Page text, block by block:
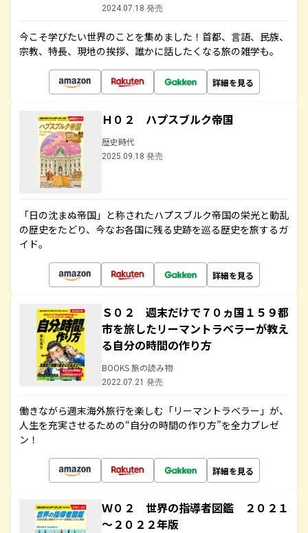
2024.07.18 発売
今こそ学びたい世界のことを集めました！首都、言語、民族、
宗教、特長、現地の挨拶、誰かに話したくなる旅の雑学も。
詳細を見る
Ｈ０２ ハプスブルク帝国
歴史時代
2025.09.18 発売
「日の沈まぬ帝国」と称されたハプスブルク帝国の栄光と動乱
の歴史をたどり、今なお各国に残る史跡を巡る歴史を旅するガ
イド。
詳細を見る
Ｓ０２ 週末だけで７０ヵ国１５９都
市を旅したリーマントラベラーが教え
る自分の時間の作り方
BOOKS 旅の読み物
2022.07.21 発売
働きながら週末海外旅行を楽しむ「リーマントラベラー」が、
人生を充実させるための“自分の時間の作り方”を全力プレゼ
ン！
詳細を見る
Ｗ０２ 世界の指導者図鑑 ２０２１
～２０２２年版